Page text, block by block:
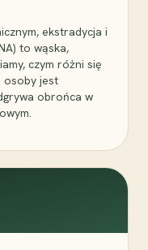
ekstradycja i
to wąska,
czym różni się
osoby jest
obrońca w